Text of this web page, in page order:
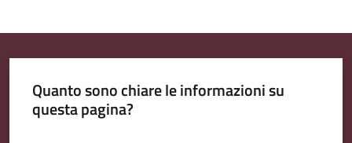
Quanto sono chiare le informazioni su
questa pagina?